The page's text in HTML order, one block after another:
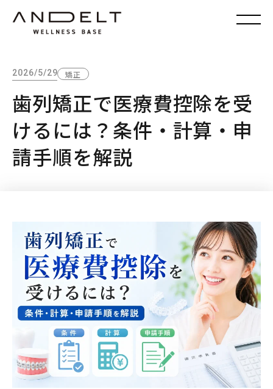
2026/5/29 矯正
歯列矯正で医療費控除を受
けるには？条件・計算・申
請手順を解説